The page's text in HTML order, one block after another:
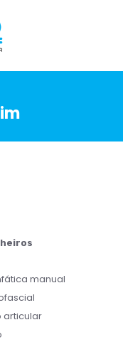
manual
articular